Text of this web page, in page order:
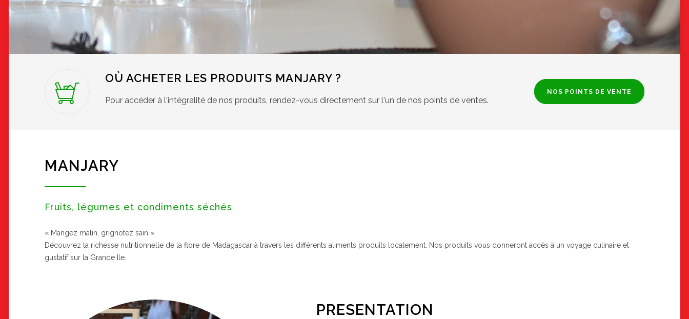
OÙ ACHETER LES PRODUITS MANJARY ?
Pour accéder à l'intégralité de nos produits, rendez-vous directement sur l'un de nos points de ventes.
NOS POINTS DE VENTE
MANJARY
Fruits, légumes et condiments séchés
« Mangez malin, grignotez sain »
Découvrez la richesse nutritionnelle de la flore de Madagascar à travers les différents aliments produits localement. Nos produits vous donneront accès à un voyage culinaire et
gustatif sur la Grande Ile.
PRESENTATION